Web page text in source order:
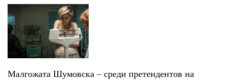
Малгожата Шумовска – среди претендентов на